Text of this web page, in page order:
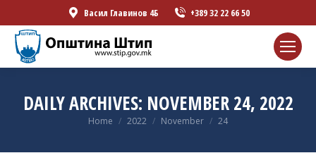
Васил Главинов 4Б +389 32 22 66 50
DAILY ARCHIVES: NOVEMBER 24, 2022
You are here:
Home 2022 November 24